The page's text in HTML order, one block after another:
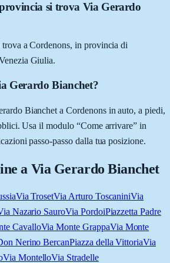
si trova Via Gerardo
a Cordenons, in provincia di
Giulia.
Gerardo Bianchet?
Bianchet a Cordenons in auto, a piedi,
Usa il modulo “Come arrivare” in
passo-passo dalla tua posizione.
a Via Gerardo Bianchet
Via TrosetVia Arturo ToscaniniVia
Nazario SauroVia PordoiPiazzetta Padre
CavalloVia Monte GrappaVia Monte
Nerino BercanPiazza della VittoriaVia
Via MontelloVia Stradelle